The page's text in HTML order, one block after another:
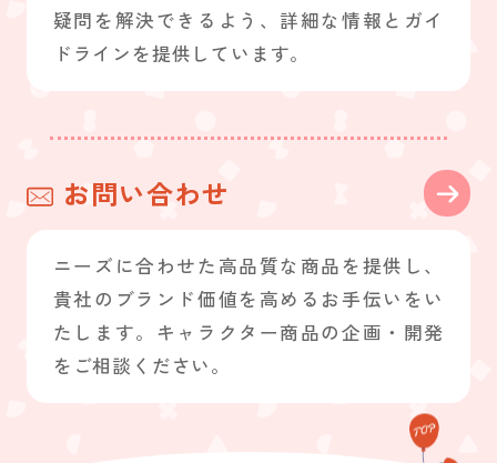
疑問を解決できるよう、詳細な情報とガイ
ドラインを提供しています。
お問い合わせ
ニーズに合わせた高品質な商品を提供し、
貴社のブランド価値を高めるお手伝いをい
たします。キャラクター商品の企画・開発
をご相談ください。